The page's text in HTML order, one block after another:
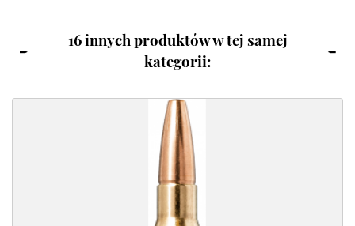
16 innych produktów w tej samej
kategorii: